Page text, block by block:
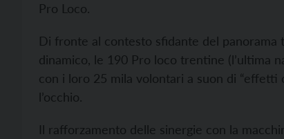
Pro Loco.
Di fronte al contesto sfidante del
dinamico, le 190 Pro loco trentine (l’ultima
con i loro 25 mila volontari a suon di “effetti
l’occhio.
Il rafforzamento delle sinergie con la